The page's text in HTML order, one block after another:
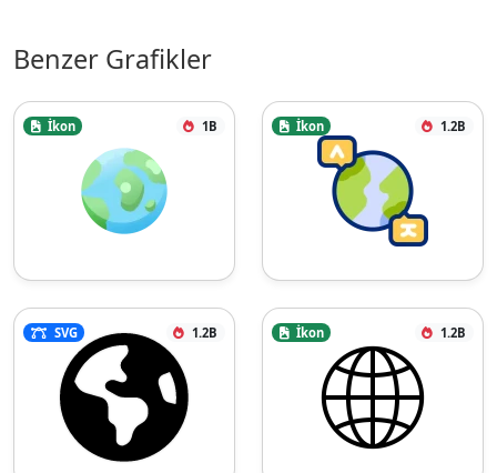
Benzer Grafikler
İkon 1B İkon 1.2B
SVG 1.2B İkon 1.2B